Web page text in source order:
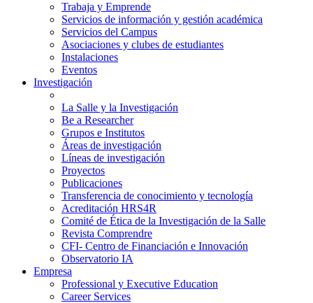
Trabaja y Emprende
Servicios de información y gestión académica
Servicios del Campus
Asociaciones y clubes de estudiantes
Instalaciones
Eventos
Investigación
La Salle y la Investigación
Be a Researcher
Grupos e Institutos
Áreas de investigación
Líneas de investigación
Proyectos
Publicaciones
Transferencia de conocimiento y tecnología
Acreditación HRS4R
Comité de Ética de la Investigación de la Salle
Revista Comprendre
CFI- Centro de Financiación e Innovación
Observatorio IA
Empresa
Professional y Executive Education
Career Services